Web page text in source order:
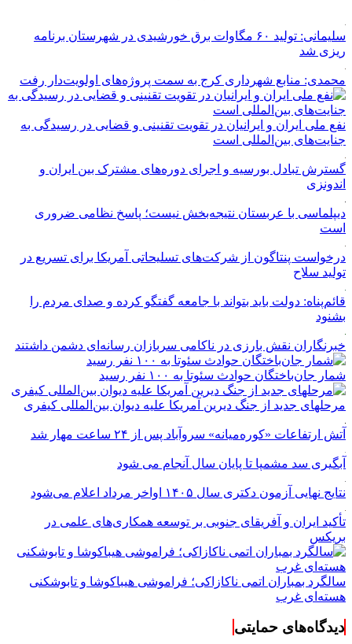
سلیمانی: تولید ۶۰ مگاوات برق خورشیدی در شهرستان برنامه
ریزی شد
محمدی: منابع شهرداری کرج به سمت پروژه‌های اولویت‌دار رفت
نفع ملی ایران و ایرانیان در تقویت تقنینی و قضایی در رسیدگی به
جنایت‌های بین‌المللی است
گسترش تبادل بورسیه و اجرای دوره‌های مشترک بین ایران و
اندونزی
دیپلماسی با عربستان نتیجه‌بخش نیست؛ پاسخ نظامی ضروری
است
درخواست پنتاگون از شرکت‌های تسلیحاتی آمریکا برای تسریع در
تولید سلاح
قائم‌پناه: دولت باید بتواند با جامعه گفتگو کرده و صدای مردم را
بشنود
خبرنگاران نقش بارزی در ناکامی سربازان رسانه‌ای دشمن داشتند
شمار جان‌باختگان حوادث سئوتا به ۱۰۰ نفر رسید
مرحله‎ای جدید از جنگ دیرین آمریکا علیه دیوان بین‌المللی کیفری
آتش ارتفاعات «کوره‌میانه» سروآباد پس از ۲۴ ساعت مهار شد
آبگیری سد مشمپا تا پایان سال آنجام می شود
نتایج نهایی آزمون دکتری سال ۱۴۰۵ اواخر مرداد اعلام می‌شود
تأکید ایران و آفریقای جنوبی بر توسعه همکاری‌های علمی در
بریکس
سالگرد بمباران اتمی ناکازاکی؛ فراموشی هیباکوشا و تابوشکنی
هسته‌ای غرب
دیدگاه‌های حمایتی